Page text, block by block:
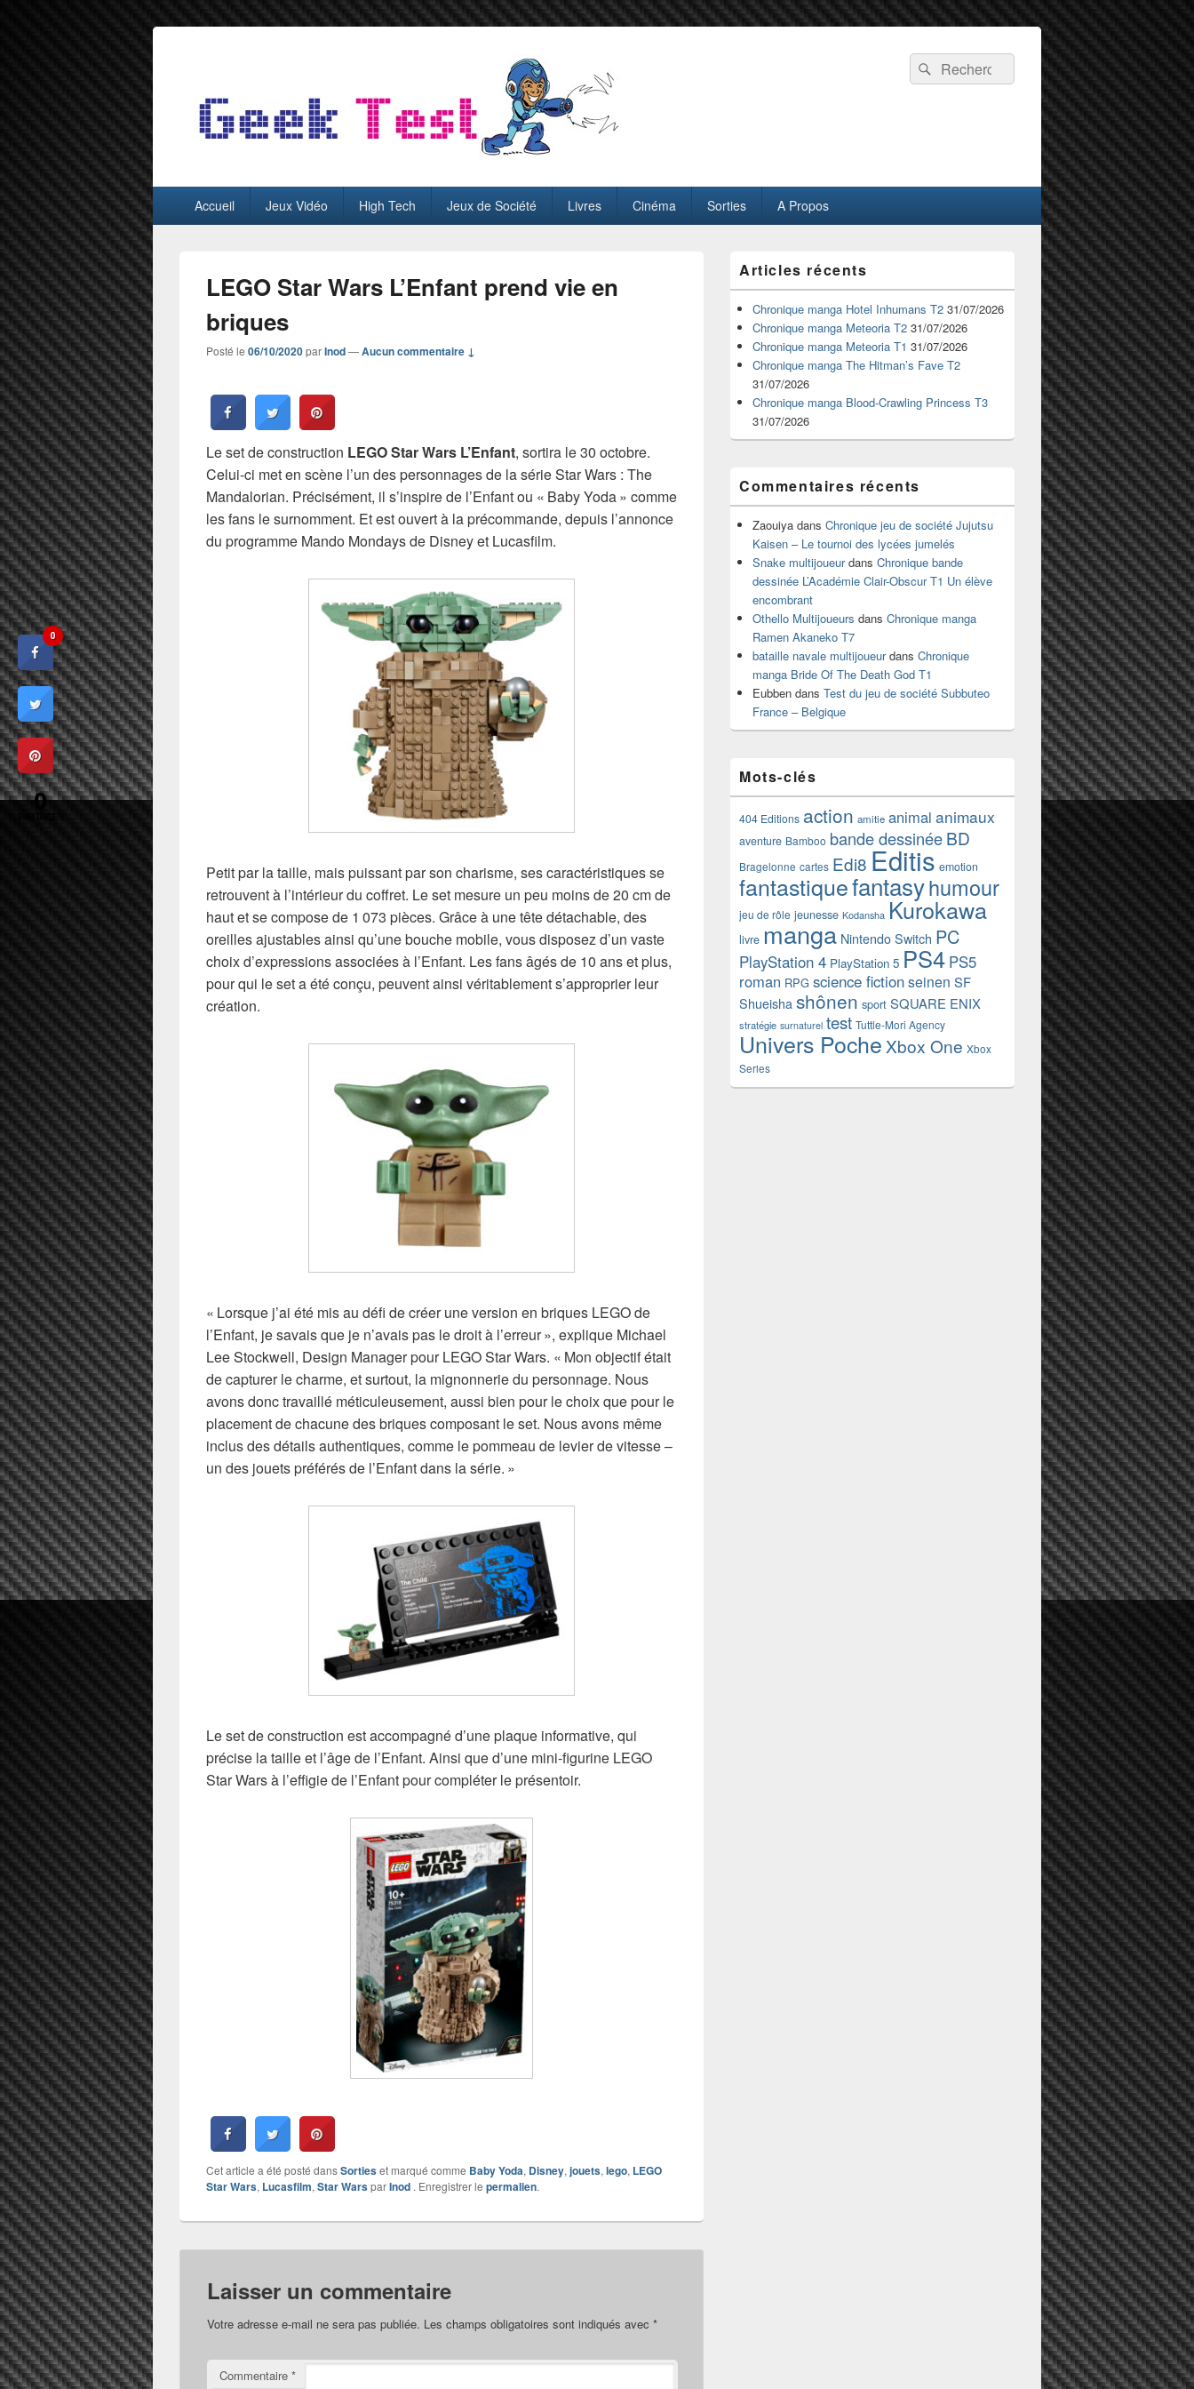
GeekTest
Recherche :
Rechercher
principalAccueil Jeux Vidéo High Tech Jeux de Société Livres Cinéma Sorties A Propos
LEGO Star Wars L’Enfant prend vie en
briques
Posté le 06/10/2020parInod—Aucun commentaire ↓
Le set de construction LEGO Star Wars L’Enfant, sortira le 30 octobre.
Celui-ci met en scène l’un des personnages de la série Star Wars : The
Mandalorian. Précisément, il s’inspire de l’Enfant ou « Baby Yoda » comme
les fans le surnomment. Et est ouvert à la précommande, depuis l’annonce
du programme Mando Mondays de Disney et Lucasfilm.
Petit par la taille, mais puissant par son charisme, ses caractéristiques se
retrouvent à l’intérieur du coffret. Le set mesure un peu moins de 20 cm de
haut et se compose de 1 073 pièces. Grâce à une tête détachable, des
oreilles ajustables ainsi qu’une bouche mobile, vous disposez d’un vaste
choix d’expressions associées à l’Enfant. Les fans âgés de 10 ans et plus,
pour qui le set a été conçu, peuvent ainsi véritablement s’approprier leur
création.
« Lorsque j’ai été mis au défi de créer une version en briques LEGO de
l’Enfant, je savais que je n’avais pas le droit à l’erreur », explique Michael
Lee Stockwell, Design Manager pour LEGO Star Wars. « Mon objectif était
de capturer le charme, et surtout, la mignonnerie du personnage. Nous
avons donc travaillé méticuleusement, aussi bien pour le choix que pour le
placement de chacune des briques composant le set. Nous avons même
inclus des détails authentiques, comme le pommeau de levier de vitesse –
un des jouets préférés de l’Enfant dans la série. »
Le set de construction est accompagné d’une plaque informative, qui
précise la taille et l’âge de l’Enfant. Ainsi que d’une mini-figurine LEGO
Star Wars à l’effigie de l’Enfant pour compléter le présentoir.
Cet article a été posté dansSortieset marqué comme Baby Yoda, Disney, jouets, lego, LEGO
Star Wars, Lucasfilm, Star WarsparInod . Enregistrer le permalien.
Laisser un commentaire
Votre adresse e-mail ne sera pas publiée. Les champs obligatoires sont indiqués avec *
Commentaire *
principale
de
widget
pour
barre
latérale
Articles récents
Chronique manga Hotel Inhumans T2 31/07/2026
Chronique manga Meteoria T2 31/07/2026
Chronique manga Meteoria T1 31/07/2026
Chronique manga The Hitman’s Fave T2
31/07/2026
Chronique manga Blood-Crawling Princess T3
31/07/2026
Commentaires récents
Zaouiya dans Chronique jeu de société Jujutsu
Kaisen – Le tournoi des lycées jumelés
Snake multijoueurdans Chronique bande
dessinée L’Académie Clair-Obscur T1 Un élève
encombrant
Othello Multijoueurs dans Chronique manga
Ramen Akaneko T7
bataille navale multijoueurdans Chronique
manga Bride Of The Death God T1
Eubben dans Test du jeu de société Subbuteo
France – Belgique
Mots-clés
404 Editions action amitie animal animaux
aventure Bamboo bande dessinéeBD
Bragelonne cartes Edi8 Editis emotion
fantastiquefantasyhumour
jeu de rôle jeunesse Kodansha Kurokawa
livre manga Nintendo Switch PC
PlayStation 4 PlayStation 5 PS4 PS5
roman RPG science fictionseinen SF
Shueisha shônen sport SQUARE ENIX
stratégie surnaturel test Tuttle-Mori Agency
Univers Poche Xbox One Xbox
Series
0
0